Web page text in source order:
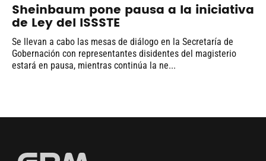
Sheinbaum pone pausa a la iniciativa
de Ley del ISSSTE
Se llevan a cabo las mesas de diálogo en la Secretaría de
Gobernación con representantes disidentes del magisterio
estará en pausa, mientras continúa la ne...